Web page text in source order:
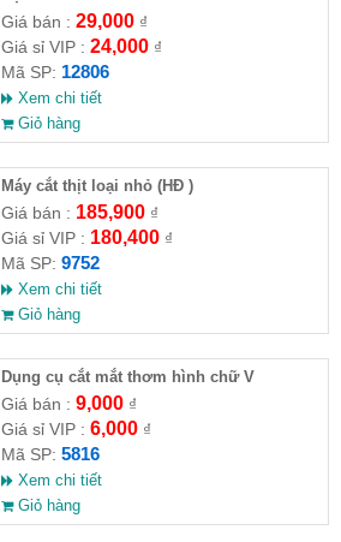
Giá bán : 29,000₫
Giá sỉ VIP : 24,000₫
Mã SP: 12806
Xem chi tiết
Giỏ hàng
Máy cắt thịt loại nhỏ (HĐ )
Giá bán : 185,900₫
Giá sỉ VIP : 180,400₫
Mã SP: 9752
Xem chi tiết
Giỏ hàng
Dụng cụ cắt mắt thơm hình chữ V
Giá bán : 9,000₫
Giá sỉ VIP : 6,000₫
Mã SP: 5816
Xem chi tiết
Giỏ hàng